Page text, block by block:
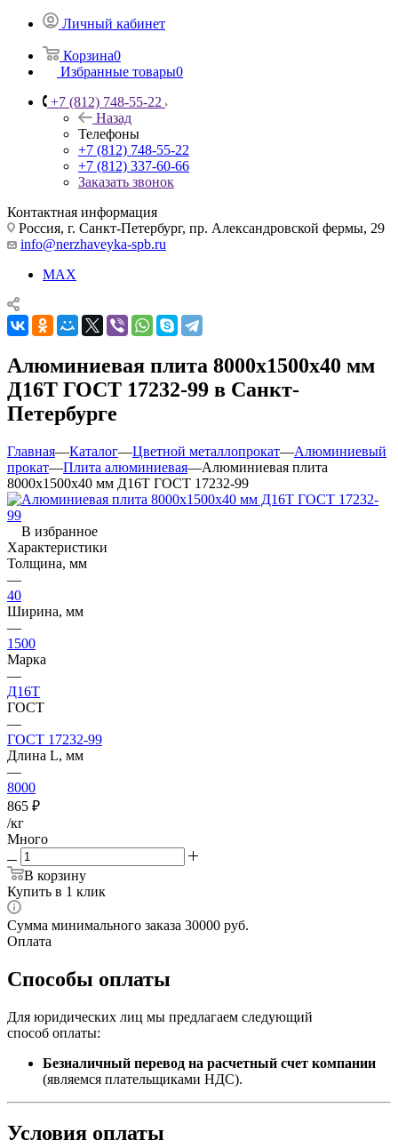
Личный кабинет
Корзина0
Избранные товары0
+7 (812) 748-55-22
Назад
Телефоны
+7 (812) 748-55-22
+7 (812) 337-60-66
Заказать звонок
Контактная информация
Россия, г. Санкт-Петербург, пр. Александровской фермы, 29
info@nerzhaveyka-spb.ru
MAX
Алюминиевая плита 8000х1500х40 мм
Д16Т ГОСТ 17232-99 в Санкт-
Петербурге
Главная—Каталог—Цветной металлопрокат—Алюминиевый
прокат—Плита алюминиевая—Алюминиевая плита
8000х1500х40 мм Д16Т ГОСТ 17232-99
В избранное
Характеристики
Толщина, мм
—
40
Ширина, мм
—
1500
Марка
—
Д16Т
ГОСТ
—
ГОСТ 17232-99
Длина L, мм
—
8000
865 ₽
/кг
Много
В корзину
Купить в 1 клик
Сумма минимального заказа 30000 руб.
Оплата
Способы оплаты
Для юридических лиц мы предлагаем следующий
способ оплаты:
Безналичный перевод на расчетный счет компании
(являемся плательщиками НДС).
Условия оплаты